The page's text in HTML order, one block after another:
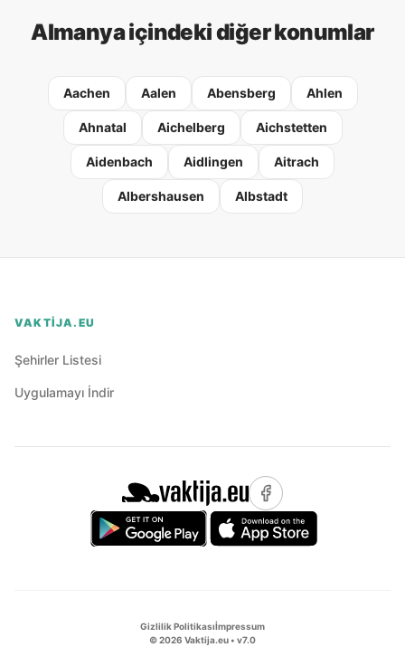
Almanya içindeki diğer konumlar
Aachen Aalen Abensberg Ahlen
Ahnatal Aichelberg Aichstetten
Aidenbach Aidlingen Aitrach
Albershausen Albstadt
VAKTIJA.EU
Şehirler Listesi
Uygulamayı İndir
Gizlilik Politikasıİmpressum
©2026 Vaktija.eu • v7.0